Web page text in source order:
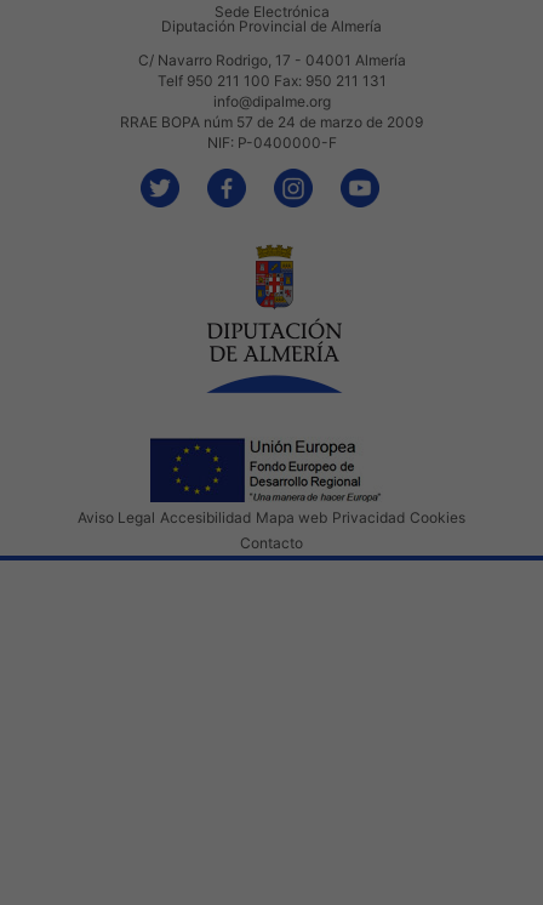
Sede Electrónica
Diputación Provincial de Almería
C/ Navarro Rodrigo, 17 - 04001 Almería
Telf 950 211 100 Fax: 950 211 131
info@dipalme.org
RRAE BOPA núm 57 de 24 de marzo de 2009
NIF: P-0400000-F
Aviso Legal Accesibilidad Mapa web Privacidad Cookies
Contacto